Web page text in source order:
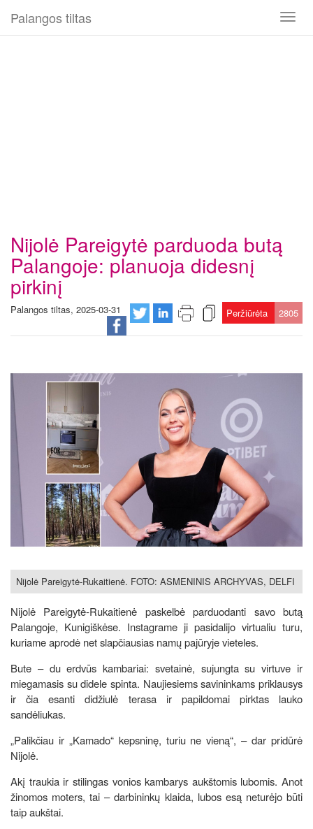
Toggle
Palangos tiltas
Nijolė Pareigytė parduoda butą
Palangoje: planuoja didesnį
pirkinį
Palangos tiltas, 2025-03-31 Peržiūrėta 2805
Nijolė Pareigytė-Rukaitienė. FOTO: ASMENINIS ARCHYVAS, DELFI
Nijolė Pareigytė-Rukaitienė paskelbė parduodanti savo butą
Palangoje, Kunigiškėse. Instagrame ji pasidalijo virtualiu turu,
kuriame aprodė net slapčiausias namų pajūryje vieteles.
Bute – du erdvūs kambariai: svetainė, sujungta su virtuve ir
miegamasis su didele spinta. Naujiesiems savininkams priklausys
ir čia esanti didžiulė terasa ir papildomai pirktas lauko
sandėliukas.
„Palikčiau ir „Kamado“ kepsninę, turiu ne vieną“, – dar pridūrė
Nijolė.
Akį traukia ir stilingas vonios kambarys aukštomis lubomis. Anot
žinomos moters, tai – darbininkų klaida, lubos esą neturėjo būti
taip aukštai.